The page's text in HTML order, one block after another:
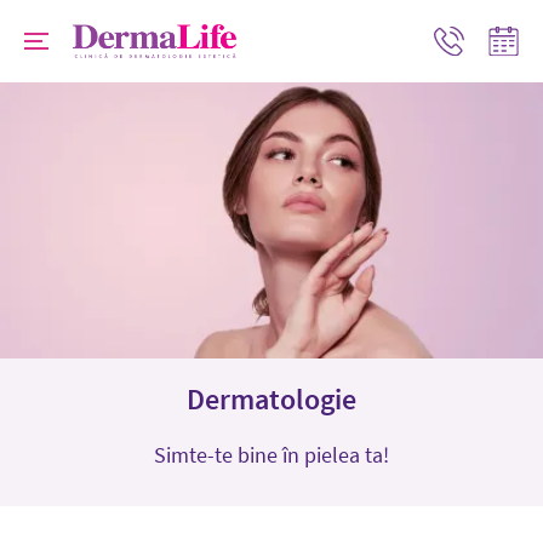
Contactonline
Dermatologie
Simte-te bine în pielea ta!